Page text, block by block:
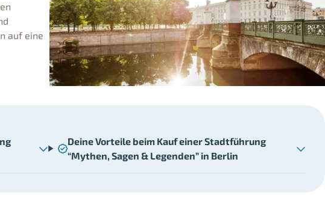
auf eine
Deine Vorteile beim Kauf einer Stadtführung
“Mythen, Sagen & Legenden” in Berlin